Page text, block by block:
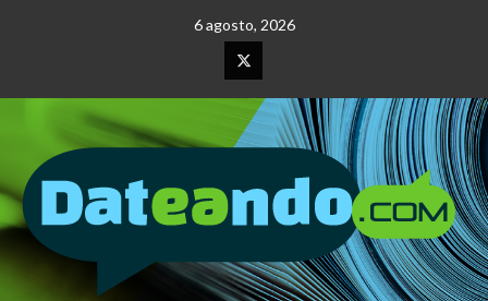
6 agosto, 2026
Elemento
del
menú